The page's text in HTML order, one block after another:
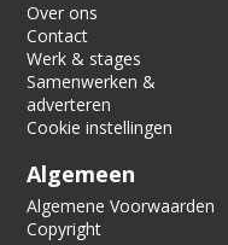
Over ons
Contact
Werk & stages
Samenwerken &
adverteren
Cookie instellingen
Algemeen
Algemene Voorwaarden
Copyright